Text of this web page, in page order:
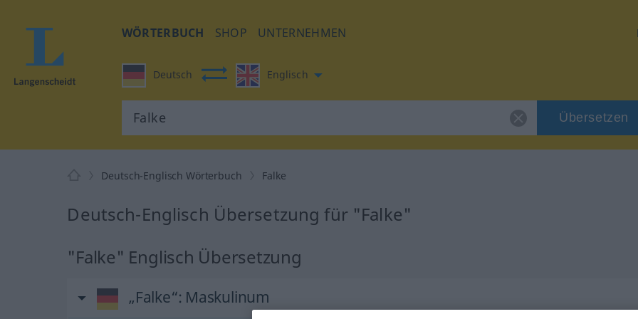
WÖRTERBUCH SHOP UNTERNEHMEN
Deutsch Englisch
Übersetzen
Deutsch-Englisch Wörterbuch Falke
Deutsch-Englisch Übersetzung für "Falke"
"Falke" Englisch Übersetzung
„Falke“: Maskulinum